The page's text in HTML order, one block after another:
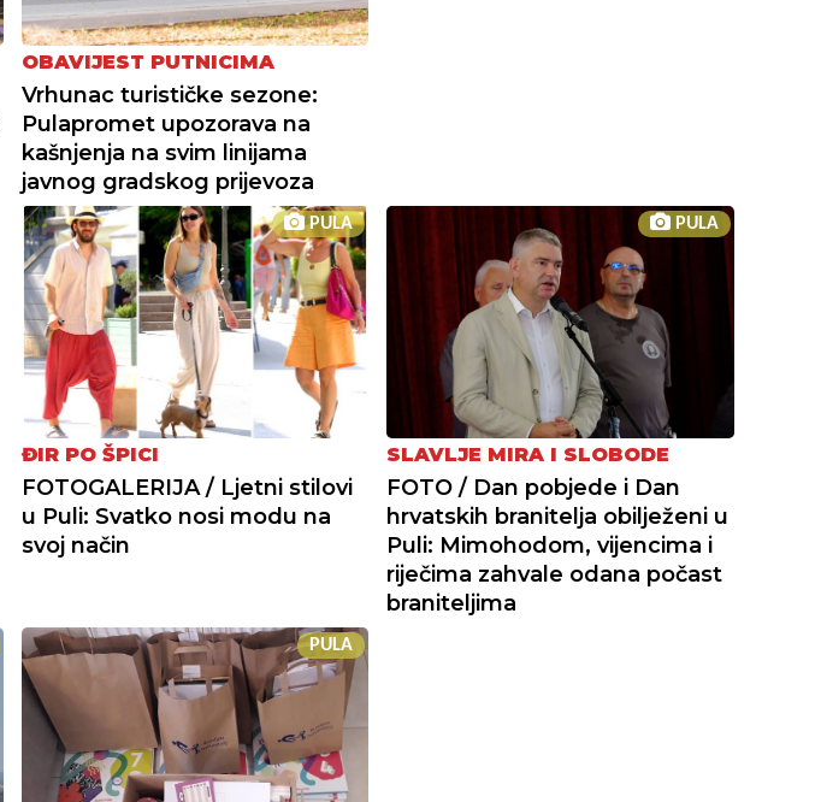
OBAVIJEST PUTNICIMA
Vrhunac turističke sezone:
Pulapromet upozorava na
kašnjenja na svim linijama
javnog gradskog prijevoza
PULA
ĐIR PO ŠPICI
FOTOGALERIJA / Ljetni stilovi
u Puli: Svatko nosi modu na
svoj način
PULA
SLAVLJE MIRA I SLOBODE
FOTO / Dan pobjede i Dan
hrvatskih branitelja obilježeni u
Puli: Mimohodom, vijencima i
riječima zahvale odana počast
braniteljima
PULA